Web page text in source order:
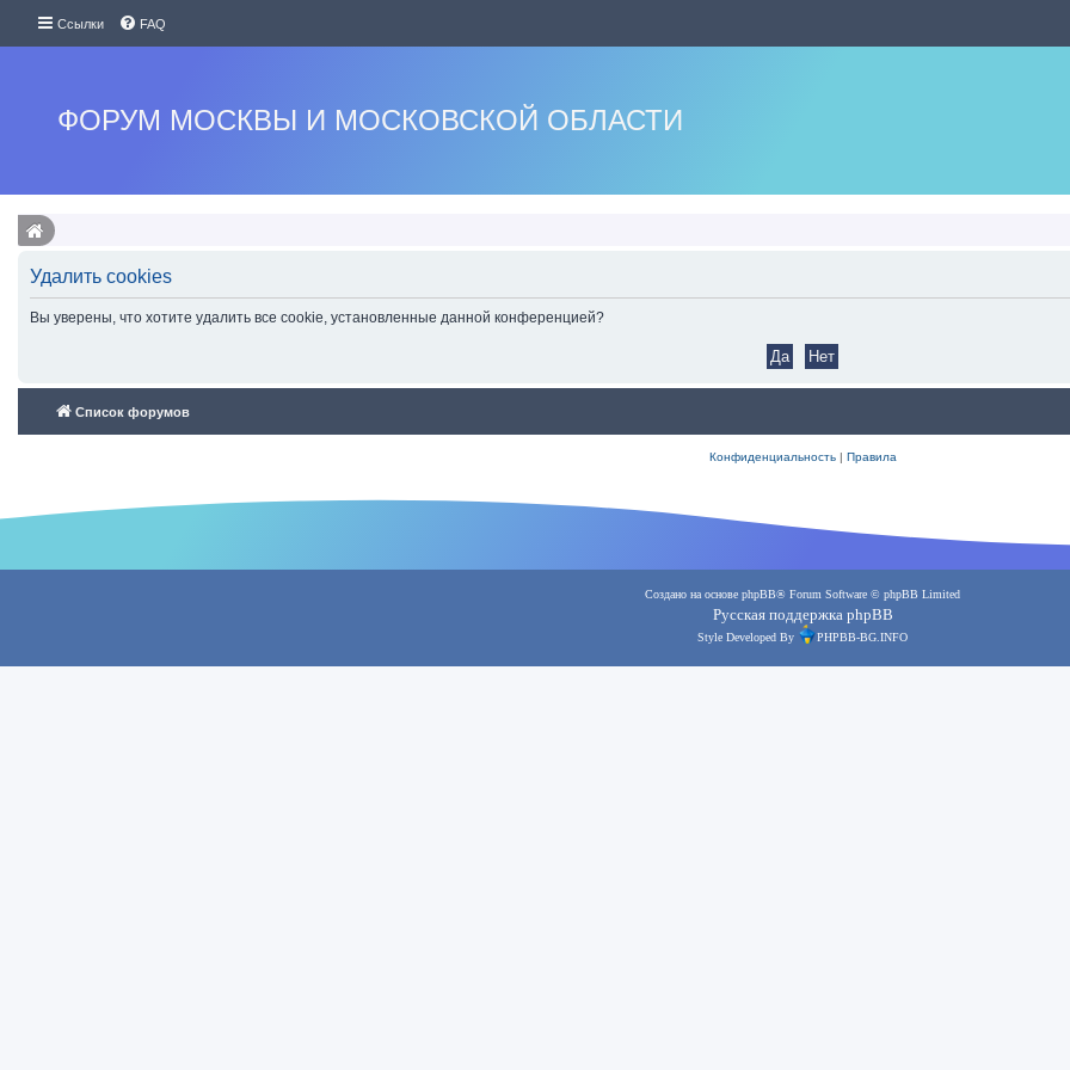
Ссылки FAQ
ФОРУМ МОСКВЫ И МОСКОВСКОЙ ОБЛАСТИ
Удалить cookies
Вы уверены, что хотите удалить все cookie, установленные данной конференцией?
Список форумов
Конфиденциальность| Правила
Создано на основе phpBB® Forum Software © phpBB Limited
Русская поддержка phpBB
Style Developed By PHPBB-BG.INFO